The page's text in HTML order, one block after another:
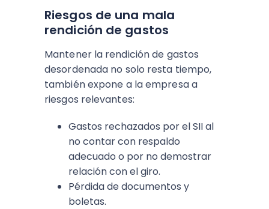
Riesgos de una mala
rendición de gastos
Mantener la rendición de gastos
desordenada no solo resta tiempo,
también expone a la empresa a
riesgos relevantes:
Gastos rechazados por el SII al
no contar con respaldo
adecuado o por no demostrar
relación con el giro.
Pérdida de documentos y
boletas.